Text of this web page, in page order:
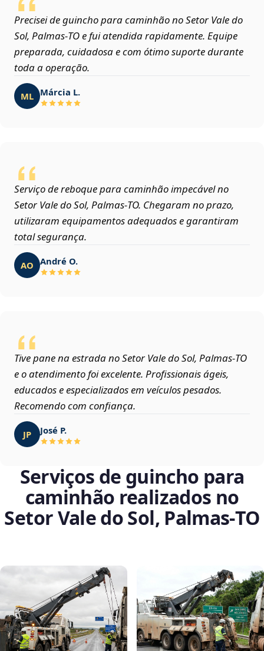
Precisei de guincho para caminhão no Setor Vale do
Sol, Palmas‑TO e fui atendida rapidamente. Equipe
preparada, cuidadosa e com ótimo suporte durante
toda a operação.
ML Márcia L.
Serviço de reboque para caminhão impecável no
Setor Vale do Sol, Palmas‑TO. Chegaram no prazo,
utilizaram equipamentos adequados e garantiram
total segurança.
AO André O.
Tive pane na estrada no Setor Vale do Sol, Palmas‑TO
e o atendimento foi excelente. Profissionais ágeis,
educados e especializados em veículos pesados.
Recomendo com confiança.
JP José P.
Serviços de guincho para
caminhão realizados no
Setor Vale do Sol, Palmas‑TO